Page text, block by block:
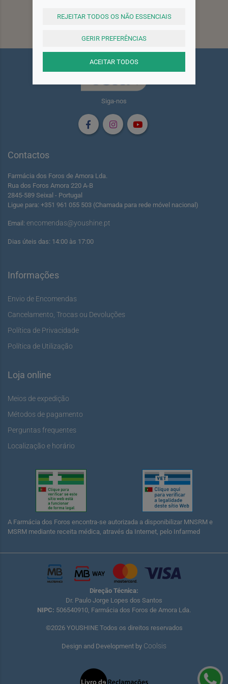
Siga-nos
Contactos
Farmácia dos Foros de Amora Lda.
Rua dos Foros Amora 220 A-B
2845-589 Seixal - Portugal
Ligue para: +351 961 055 503 (Chamada para rede móvel nacional)
Email: encomendas@youshine.pt
Dias úteis das: 14:00 às 17:00
Informações
Envio de Encomendas
Cancelamento, Trocas ou Devoluções
Política de Privacidade
Política de Utilização
Loja online
Meios de expedição
Métodos de pagamento
Perguntas frequentes
Localização e horário
A Farmácia dos Foros encontra-se autorizada a disponibilizar MNSRM e
MSRM mediante receita médica, através da Internet, pelo Infarmed
Direção Técnica:
Dr. Paulo Jorge Lopes dos Santos
NIPC: 506540910, Farmácia dos Foros de Amora Lda.
©2026 YOUSHINE Todos os direitos reservados
Design and Development by Coolsis
REJEITAR TODOS OS NÃO ESSENCIAIS
GERIR PREFERÊNCIAS
ACEITAR TODOS